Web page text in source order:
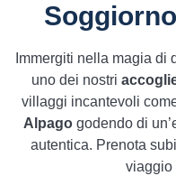
Immergiti nella magia di
uno dei nostri
villaggi incantevoli
Alpago godendo di
autentica. Prenota
viaggio